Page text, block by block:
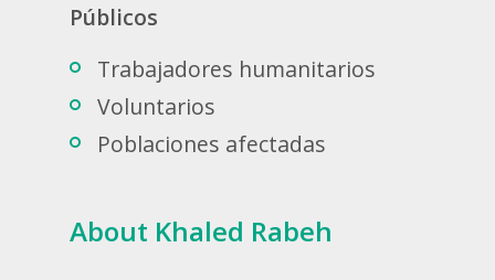
Públicos
Trabajadores humanitarios
Voluntarios
Poblaciones afectadas
About Khaled Rabeh